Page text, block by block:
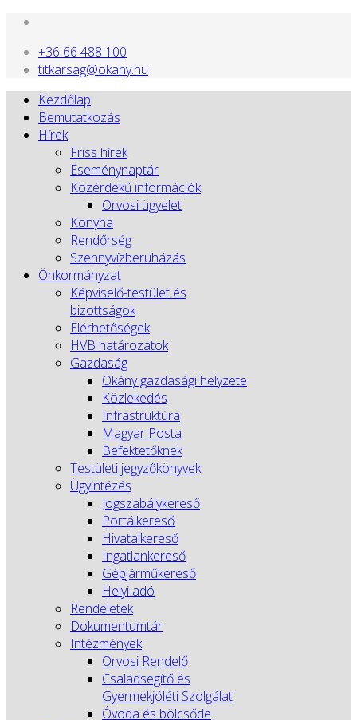
+36 66 488 100
titkarsag@okany.hu
Kezdőlap
Bemutatkozás
Hírek
Friss hírek
Eseménynaptár
Közérdekű információk
Orvosi ügyelet
Konyha
Rendőrség
Szennyvízberuházás
Önkormányzat
Képviselő-testület és
bizottságok
Elérhetőségek
HVB határozatok
Gazdaság
Okány gazdasági helyzete
Közlekedés
Infrastruktúra
Magyar Posta
Befektetőknek
Testületi jegyzőkönyvek
Ügyintézés
Jogszabálykereső
Portálkereső
Hivatalkereső
Ingatlankereső
Gépjárműkereső
Helyi adó
Rendeletek
Dokumentumtár
Intézmények
Orvosi Rendelő
Családsegítő és
Gyermekjóléti Szolgálat
Óvoda és bölcsőde